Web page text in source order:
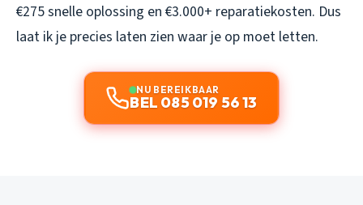
€275 snelle oplossing en €3.000+ reparatiekosten. Dus
laat ik je precies laten zien waar je op moet letten.
NU BEREIKBAAR
BEL 085 019 56 13